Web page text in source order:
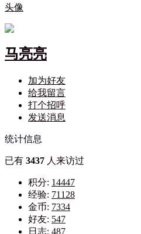
头像
马亮亮
加为好友
给我留言
打个招呼
发送消息
统计信息
已有 3437 人来访过
积分: 14447
经验: 71128
金币: 7334
好友: 547
日志: 487